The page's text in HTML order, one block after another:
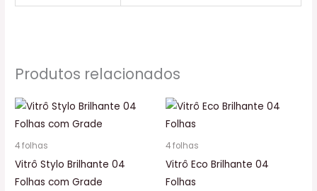
Produtos relacionados
4 folhas
Vitrô Stylo Brilhante 04
Folhas com Grade
4 folhas
Vitrô Eco Brilhante 04
Folhas